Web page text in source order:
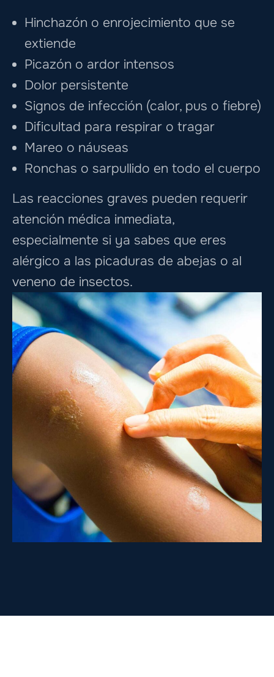
Hinchazón o enrojecimiento que se
extiende
Picazón o ardor intensos
Dolor persistente
Signos de infección (calor, pus o fiebre)
Dificultad para respirar o tragar
Mareo o náuseas
Ronchas o sarpullido en todo el cuerpo
Las reacciones graves pueden requerir
atención médica inmediata,
especialmente si ya sabes que eres
alérgico a las picaduras de abejas o al
veneno de insectos.